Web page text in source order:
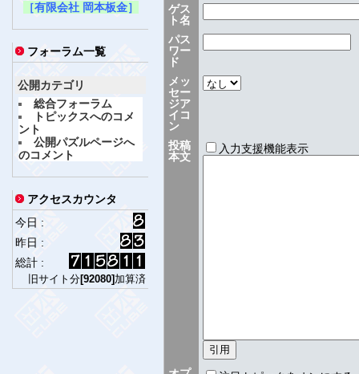
［有限会社 岡本板金］
フォーラム一覧
公開カテゴリ
総合フォーラム
トピックスへのコメ
ント
公開パズルページへ
のコメント
アクセスカウンタ
今日 :
昨日 :
総計 :
旧サイト分[92080] 加算済
ゲス
ト名
パス
ワー
ド
メッ
セー
ジア
イコ
ン
投稿
本文
入力支援機能表示